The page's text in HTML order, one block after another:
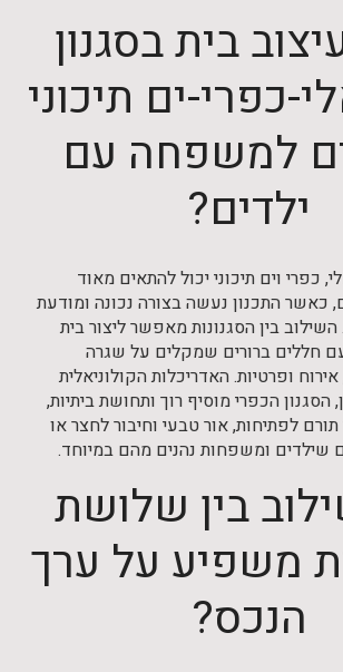
בית בסגנון
כפרי-ים תיכוני
למשפחה עם
ילדים?
כפרי וים תיכוני יכול להתאים מאוד
התכנון נעשה בצורה נכונה ומודעת
השילוב בין הסגנונות מאפשר ליצור בית
חללים ברורים שמקלים על שגרה
ופרטיות. האדריכלות הקולוניאלית
הכפרי מוסיף רוך ותחושת ביתיות,
תורם לפתיחות, אור טבעי וחיבור לחצר או
שילדים ומשפחות נהנים מהם במיוחד.
בין שלושת
משפיע על ערך
הנכס?